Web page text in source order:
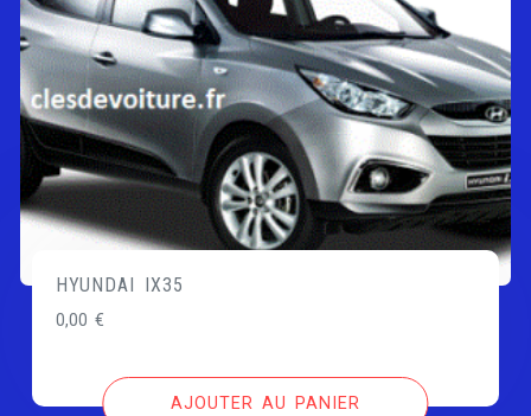
HYUNDAI IX35
0,00€
AJOUTER AU PANIER